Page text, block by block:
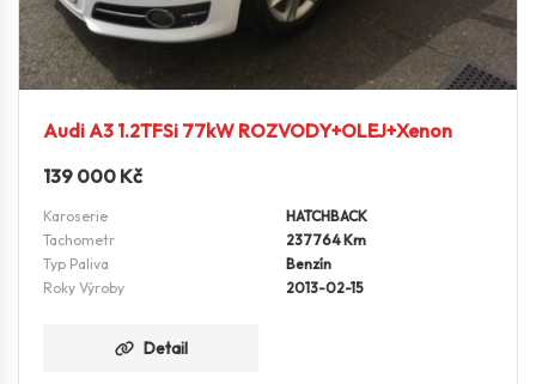
Audi A3 1.2TFSi 77kW ROZVODY+OLEJ+Xenon
139 000 Kč
Karoserie
HATCHBACK
Tachometr
237764 Km
Typ Paliva
Benzín
Roky Výroby
2013-02-15
Detail